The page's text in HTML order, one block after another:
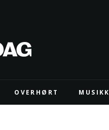
OVERHØRT MUSIKK